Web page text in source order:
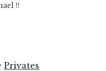
!!
Privates